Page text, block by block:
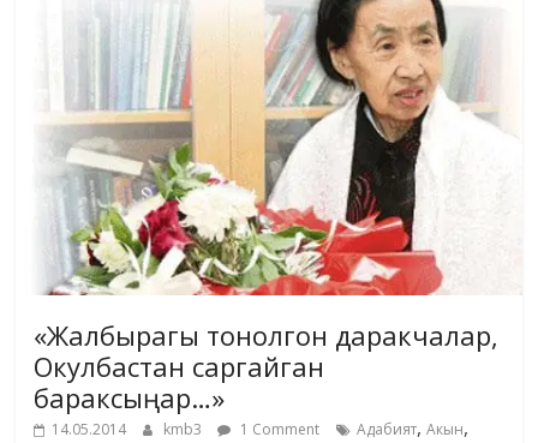
«Жалбырагы тонолгон даракчалар,
Окулбастан саргайган
бараксыңар…»
14.05.2014 kmb3 1 Comment Адабият,Акын,